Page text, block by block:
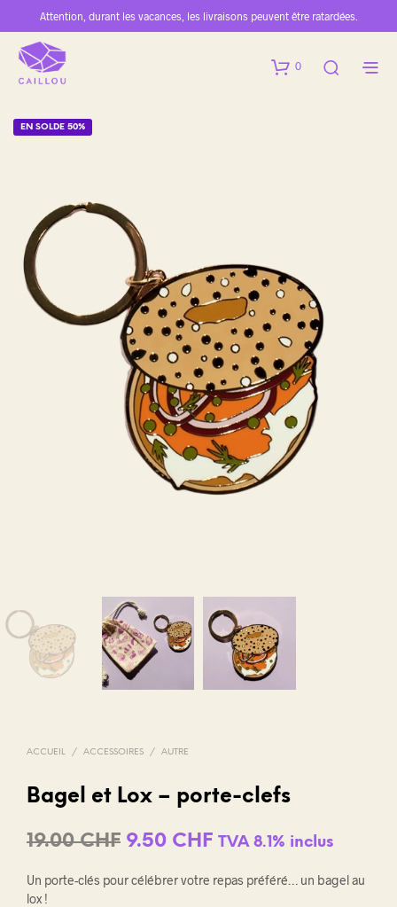
Attention, durant les vacances, les livraisons peuvent être ratardées.
0
EN SOLDE 50%
ACCUEIL / ACCESSOIRES / AUTRE
Bagel et Lox – porte-clefs
19.00CHF Le
9.50 CHFLe
TVA 8.1% inclus
Un porte-clés pour célébrer votre repas préféré… un bagel au
lox !